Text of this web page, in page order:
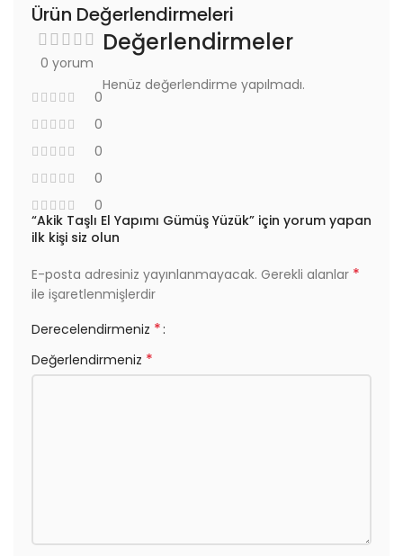
Ürün Değerlendirmeleri
0 yorum
0
0
0
0
0
Değerlendirmeler
Henüz değerlendirme yapılmadı.
“Akik Taşlı El Yapımı Gümüş Yüzük” için yorum yapan
ilk kişi siz olun
E-posta adresiniz yayınlanmayacak. Gerekli alanlar *
ile işaretlenmişlerdir
Derecelendirmeniz *
Değerlendirmeniz *